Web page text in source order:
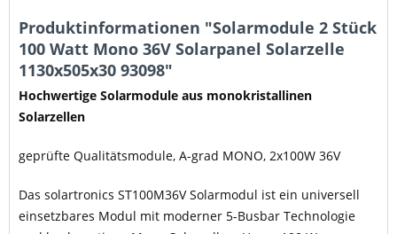
Produktinformationen "Solarmodule 2 Stück
100 Watt Mono 36V Solarpanel Solarzelle
1130x505x30 93098"
Hochwertige Solarmodule aus monokristallinen
Solarzellen
geprüfte Qualitätsmodule, A-grad MONO, 2x100W 36V
Das solartronics ST100M36V Solarmodul ist ein universell
einsetzbares Modul mit moderner 5-Busbar Technologie